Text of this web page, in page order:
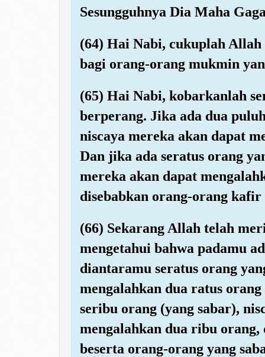
Sesungguhnya Dia Maha
(64) Hai Nabi, cukuplah
bagi orang-orang mukmin
(65) Hai Nabi, kobarkanlah
berperang. Jika ada dua
niscaya mereka akan dapat
Dan jika ada seratus orang
mereka akan dapat
disebabkan orang-orang
(66) Sekarang Allah telah
mengetahui bahwa padamu
diantaramu seratus orang
mengalahkan dua ratus
seribu orang (yang sabar),
mengalahkan dua ribu
beserta orang-orang yang